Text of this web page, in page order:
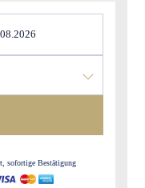
sofortige Bestätigung